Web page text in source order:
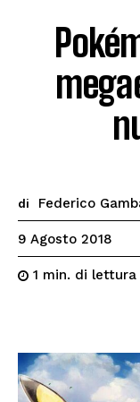
di Federico
9 Agosto 2018
1 min. di lettura